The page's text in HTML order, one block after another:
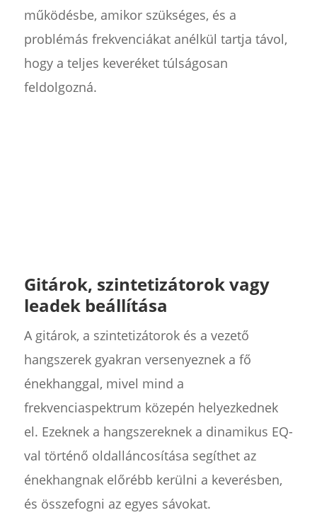
működésbe, amikor szükséges, és a
problémás frekvenciákat anélkül tartja távol,
hogy a teljes keveréket túlságosan
feldolgozná.
Gitárok, szintetizátorok vagy
leadek beállítása
A gitárok, a szintetizátorok és a vezető
hangszerek gyakran versenyeznek a fő
énekhanggal, mivel mind a
frekvenciaspektrum közepén helyezkednek
el. Ezeknek a hangszereknek a dinamikus EQ-
val történő oldalláncosítása segíthet az
énekhangnak előrébb kerülni a keverésben,
és összefogni az egyes sávokat.